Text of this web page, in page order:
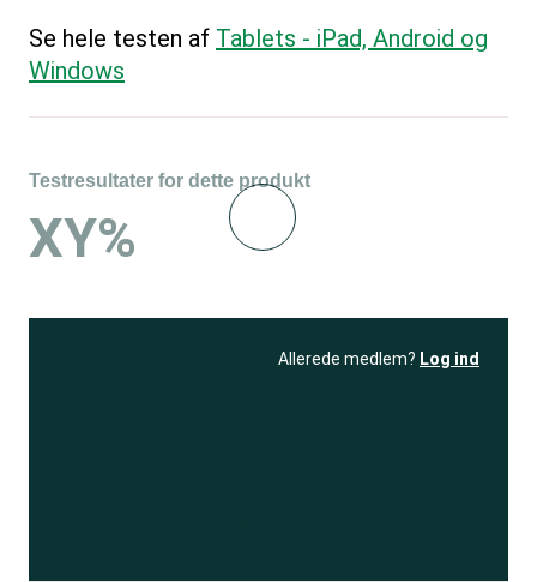
Se hele testen af Tablets - iPad, Android og
Windows
Testresultater for dette produkt
XY%
Allerede medlem? Log ind